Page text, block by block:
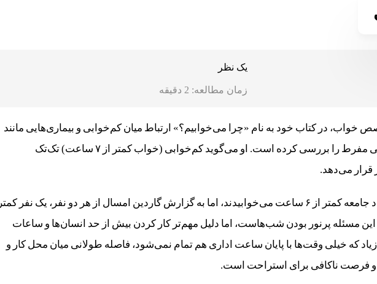
یک نظر
زمان مطالعه: 2 دقیقه
در کتاب خود به نام «چرا می‌خوابیم؟» ارتباط میان ‌کم‌خوابی و بیماری‌هایی مانند
آلزایمر، سرطان، دیابت، و چاقی مفرط را بررسی کرده است. او می‌گوید کم‌خوابی (خواب کمتر از ۷ ساعت) تک‌تک
قرار می‌دهد.
در سال ۱۹۴۲، تنها ۸ درصد افراد جامعه کمتر از ۶ ساعت می‌خوابیدند، اما به گزارش گاردین امسال از هر دو نفر، یک نفر کمتر
این مسئله پرنور بودن شب‌هاست، اما دلیل مهم‌تر کار کردن بیش از حد انسان‌ها و ساعات
که خیلی وقت‌ها با پایان ساعت اداری هم تمام نمی‌شود، فاصله طولانی میان محل کار و
و فرصت ناکافی برای استراحت است.